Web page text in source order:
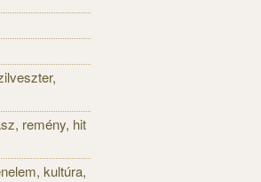
remény, hit
kultúra,